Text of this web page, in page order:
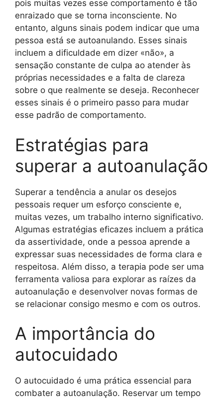
pois muitas vezes esse comportamento é tão
enraizado que se torna inconsciente. No
entanto, alguns sinais podem indicar que uma
pessoa está se autoanulando. Esses sinais
incluem a dificuldade em dizer «não», a
sensação constante de culpa ao atender às
próprias necessidades e a falta de clareza
sobre o que realmente se deseja. Reconhecer
esses sinais é o primeiro passo para mudar
esse padrão de comportamento.
Estratégias para
superar a autoanulação
Superar a tendência a anular os desejos
pessoais requer um esforço consciente e,
muitas vezes, um trabalho interno significativo.
Algumas estratégias eficazes incluem a prática
da assertividade, onde a pessoa aprende a
expressar suas necessidades de forma clara e
respeitosa. Além disso, a terapia pode ser uma
ferramenta valiosa para explorar as raízes da
autoanulação e desenvolver novas formas de
se relacionar consigo mesmo e com os outros.
A importância do
autocuidado
O autocuidado é uma prática essencial para
combater a autoanulação. Reservar um tempo